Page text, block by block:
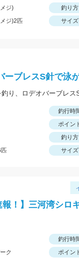
ジ) 釣り方
ジ)2匹 サイズ
ーブレスS針で泳
り、ロデオバーブレス
釣行時
ポイン
釣り方
サイズ
！】三河湾シロ
釣行時
ク
ポイン